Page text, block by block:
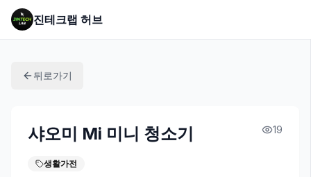
진테크랩 허브
뒤로가기
샤오미 Mi 미니 청소기 19
생활가전